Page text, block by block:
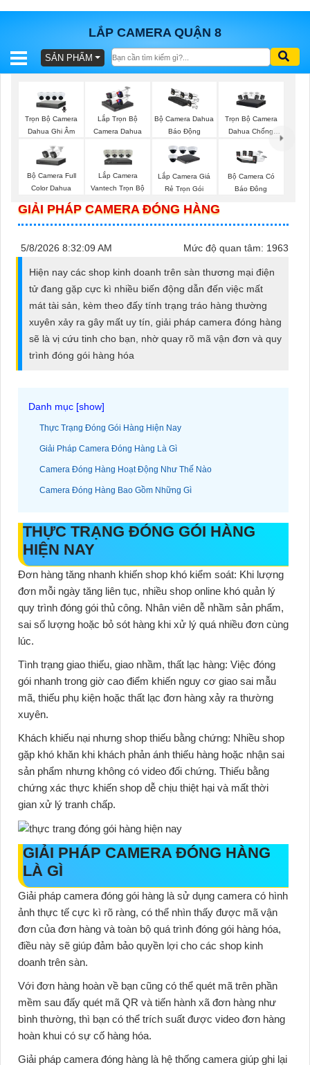
LẮP CAMERA QUẬN 8
BÁO
TRỌN
GÓI
SẢN
TƯ
VẤN
LẮP
PHỤ
CAMERA
VỤ
SẢN PHẨM
Trọn Bộ Camera
Dahua Ghi Âm
Lắp Trọn Bộ
Camera Dahua
Bộ Camera Dahua
Báo Động
Trọn Bộ Camera
Dahua Chống
Bộ Camera Full
Color Dahua
Lắp Camera
Vantech Trọn Bộ
Lắp Camera Giá
Rẻ Trọn Gói
Bộ Camera Có
Báo Đông
GIẢI PHÁP CAMERA ĐÓNG HÀNG
5/8/2026 8:32:09 AM Mức độ quan tâm: 1963
Hiện nay các shop kinh doanh trên sàn thương mại điện
tử đang gặp cực kì nhiều biến động dẫn đến việc mất
mát tài sản, kèm theo đấy tính trạng tráo hàng thường
xuyên xảy ra gây mất uy tín, giải pháp camera đóng hàng
sẽ là vị cứu tinh cho bạn, nhờ quay rõ mã vận đơn và quy
trình đóng gói hàng hóa
Thực Trạng Đóng Gói Hàng Hiện Nay
Giải Pháp Camera Đóng Hàng Là Gì
Camera Đóng Hàng Hoạt Động Như Thế Nào
Camera Đóng Hàng Bao Gồm Những Gì
THỰC TRẠNG ĐÓNG GÓI HÀNG
HIỆN NAY
Đơn hàng tăng nhanh khiến shop khó kiểm soát: Khi lượng
đơn mỗi ngày tăng liên tục, nhiều shop online khó quản lý
quy trình đóng gói thủ công. Nhân viên dễ nhầm sản phẩm,
sai số lượng hoặc bỏ sót hàng khi xử lý quá nhiều đơn cùng
lúc.
Tình trạng giao thiếu, giao nhầm, thất lạc hàng: Việc đóng
gói nhanh trong giờ cao điểm khiến nguy cơ giao sai mẫu
mã, thiếu phụ kiện hoặc thất lạc đơn hàng xảy ra thường
xuyên.
Khách khiếu nại nhưng shop thiếu bằng chứng: Nhiều shop
gặp khó khăn khi khách phản ánh thiếu hàng hoặc nhận sai
sản phẩm nhưng không có video đối chứng. Thiếu bằng
chứng xác thực khiến shop dễ chịu thiệt hại và mất thời
gian xử lý tranh chấp.
GIẢI PHÁP CAMERA ĐÓNG HÀNG
LÀ GÌ
Giải pháp camera đóng gói hàng là sử dụng camera có hình
ảnh thực tế cực kì rõ ràng, có thể nhìn thấy được mã vận
đơn của đơn hàng và toàn bộ quá trình đóng gói hàng hóa,
điều này sẽ giúp đảm bảo quyền lợi cho các shop kinh
doanh trên sàn.
Với đơn hàng hoàn về bạn cũng có thể quét mã trên phần
mềm sau đấy quét mã QR và tiến hành xã đơn hàng như
bình thường, thì bạn có thể trích suất được video đơn hàng
hoàn khui có sự cố hàng hóa.
Giải pháp camera đóng hàng là hệ thống camera giúp ghi lại